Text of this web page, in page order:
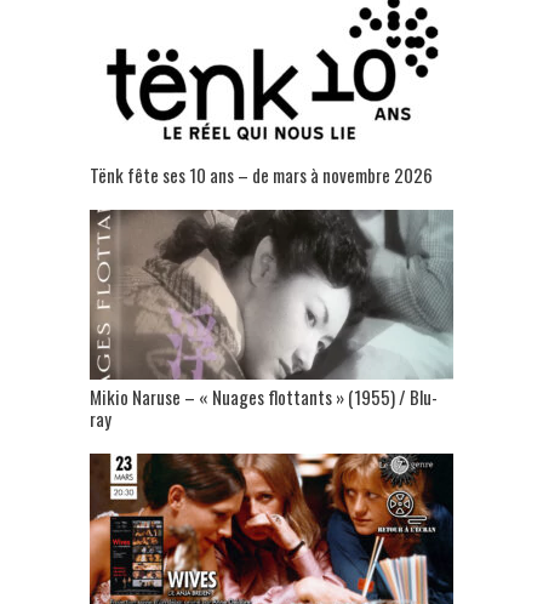
Tënk fête ses 10 ans – de mars à novembre 2026
Mikio Naruse – « Nuages flottants » (1955) / Blu-
ray